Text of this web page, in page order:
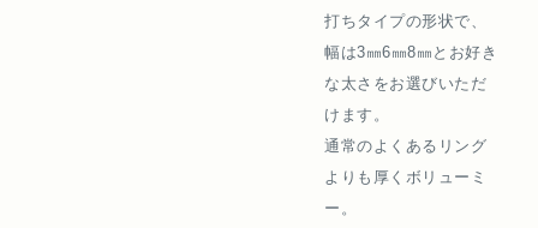
打ちタイプの形状で、
幅は3㎜6㎜8㎜とお好き
な太さをお選びいただ
けます。
通常のよくあるリング
よりも厚くボリューミ
ー。